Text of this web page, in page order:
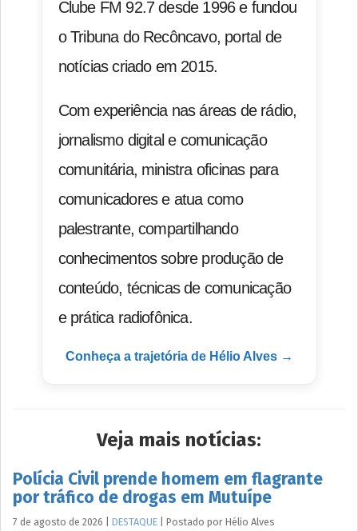
Clube FM 92.7 desde 1996 e fundou
o Tribuna do Recôncavo, portal de
notícias criado em 2015.
Com experiência nas áreas de rádio,
jornalismo digital e comunicação
comunitária, ministra oficinas para
comunicadores e atua como
palestrante, compartilhando
conhecimentos sobre produção de
conteúdo, técnicas de comunicação
e prática radiofônica.
Conheça a trajetória de Hélio Alves →
Veja mais notícias:
Polícia Civil prende homem em flagrante
por tráfico de drogas em Mutuípe
7 de agosto de 2026 DESTAQUE Postado por Hélio Alves